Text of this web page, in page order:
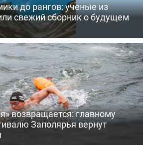
до рангов: ученые из
свежий сборник о будущем
возвращается: главному
Заполярья вернут